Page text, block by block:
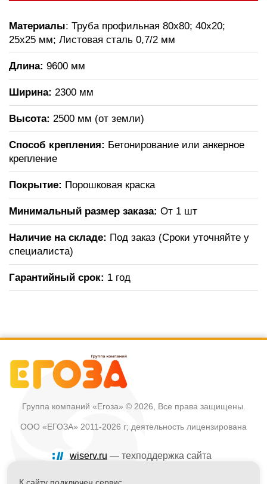
Материалы: Труба профильная 80х80; 40х20;
25х25 мм; Листовая сталь 0,7/2 мм
Длина: 9600 мм
Ширина: 2300 мм
Высота: 2500 мм (от земли)
Способ крепления: Бетонирование или анкерное
крепление
Покрытие: Порошковая краска
Минимальный размер заказа: От 1 шт
Наличие на складе: Под заказ (Сроки уточняйте у
специалиста)
Гарантийный срок: 1 год
Группа компаний «Егоза» © 2026, Все права защищены.
ООО «ЕГОЗА» 2011-2026 г; деятельность лицензирована
wiserv.ru — техподдержка сайта
Политика в отношении обработки персональных данных